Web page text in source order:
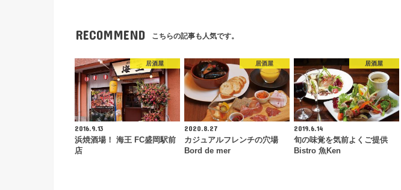
RECOMMEND こちらの記事も人気です。
居酒屋
2016.9.13
浜焼酒場！ 海王 FC盛岡駅前
店
居酒屋
2020.8.27
カジュアルフレンチの穴場
Bord de mer
居酒屋
2019.6.14
旬の味覚を気前よくご提供
Bistro 魚Ken